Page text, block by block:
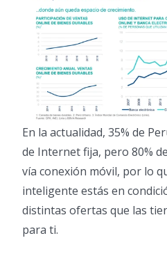
En la actualidad, 35% de
de Internet fija, pero 80%
vía conexión móvil, por lo
inteligente estás en
distintas ofertas que las
para ti.